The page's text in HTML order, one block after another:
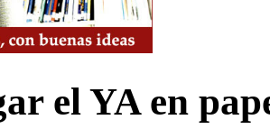
el YA en